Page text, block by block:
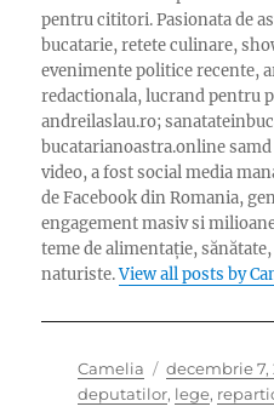
pentru cititori. Pasionata de
bucatarie, retete culinare,
evenimente politice recente,
redactionala, lucrand pentru
andreilaslau.ro;
bucatarianoastra.online
video, a fost social media
de Facebook din Romania,
engagement masiv si
teme de alimentație,
naturiste.View all posts by
Author
Camelia
Posted
on
decembrie 7,
deputatilor, lege,